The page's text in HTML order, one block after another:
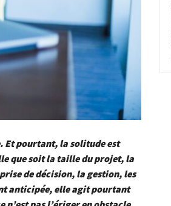
Et pourtant, la solitude est
que soit la taille du projet, la
de décision, la gestion, les
anticipée, elle agit pourtant